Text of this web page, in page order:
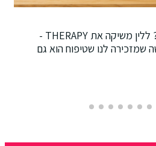
רגע אפשר לעצור שנייה? ללין משיקה את THERAPY -
שמזכירה לנו שטיפוח הוא גם